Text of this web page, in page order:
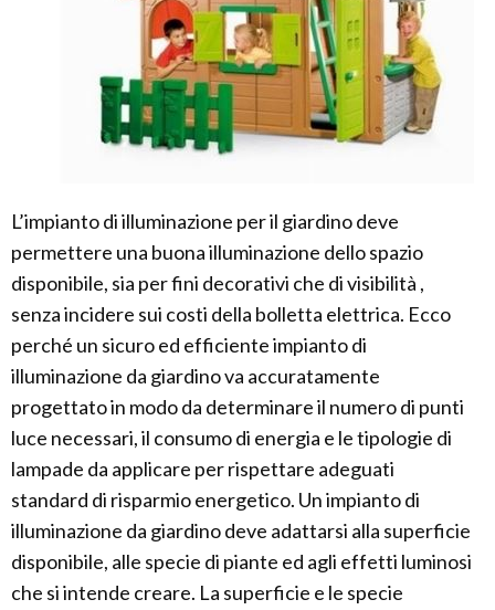
L’impianto di illuminazione per il giardino deve
permettere una buona illuminazione dello spazio
disponibile, sia per fini decorativi che di visibilità ,
senza incidere sui costi della bolletta elettrica. Ecco
perché un sicuro ed efficiente impianto di
illuminazione da giardino va accuratamente
progettato in modo da determinare il numero di punti
luce necessari, il consumo di energia e le tipologie di
lampade da applicare per rispettare adeguati
standard di risparmio energetico. Un impianto di
illuminazione da giardino deve adattarsi alla superficie
disponibile, alle specie di piante ed agli effetti luminosi
che si intende creare. La superficie e le specie